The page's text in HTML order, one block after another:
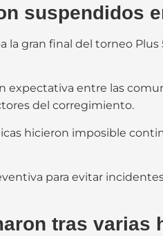
suspendidos
la gran final del torneo
expectativa entre las
del corregimiento.
hicieron imposible
para evitar
tras varias